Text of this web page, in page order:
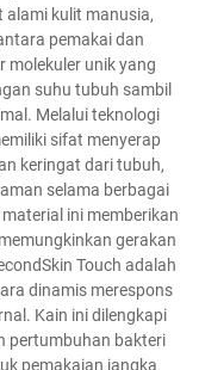
kulit manusia,
pemakai dan
molekuler unik yang
suhu tubuh sambil
Melalui teknologi
sifat menyerap
keringat dari tubuh,
selama berbagai
ini memberikan
gerakan
Touch adalah
dinamis merespons
Kain ini dilengkapi
pertumbuhan bakteri
pemakaian jangka